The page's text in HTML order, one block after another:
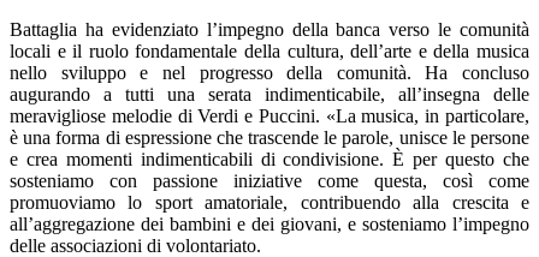
Battaglia ha evidenziato l’impegno della banca verso le comunità
locali e il ruolo fondamentale della cultura, dell’arte e della musica
nello sviluppo e nel progresso della comunità. Ha concluso
augurando a tutti una serata indimenticabile, all’insegna delle
meravigliose melodie di Verdi e Puccini. «La musica, in particolare,
è una forma di espressione che trascende le parole, unisce le persone
e crea momenti indimenticabili di condivisione. È per questo che
sosteniamo con passione iniziative come questa, così come
promuoviamo lo sport amatoriale, contribuendo alla crescita e
all’aggregazione dei bambini e dei giovani, e sosteniamo l’impegno
delle associazioni di volontariato.